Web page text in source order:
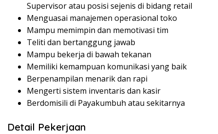
Supervisor atau posisi sejenis di bidang retail
Menguasai manajemen operasional toko
Mampu memimpin dan memotivasi tim
Teliti dan bertanggung jawab
Mampu bekerja di bawah tekanan
Memiliki kemampuan komunikasi yang baik
Berpenampilan menarik dan rapi
Mengerti sistem inventaris dan kasir
Berdomisili di Payakumbuh atau sekitarnya
Detail Pekerjaan